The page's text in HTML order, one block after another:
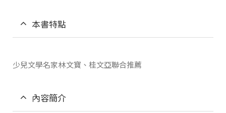
本書特點
少兒文學名家林文寶、桂文亞聯合推薦
內容簡介